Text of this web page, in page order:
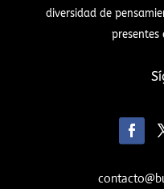
diversidad de
presentes